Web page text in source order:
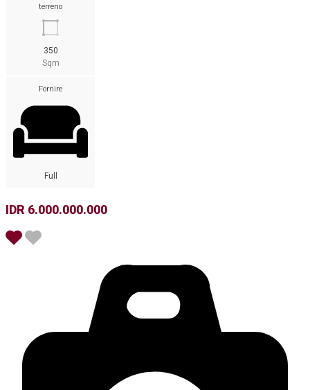
terreno
350
Sqm
Fornire
Full
IDR 6.000.000.000